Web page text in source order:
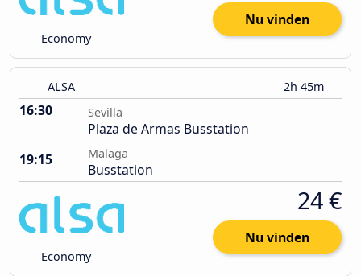
Economy
Nu vinden
ALSA 2h 45m
16:30 Sevilla
Plaza de Armas Busstation
19:15
Malaga
Busstation
Economy
24 €
Nu vinden